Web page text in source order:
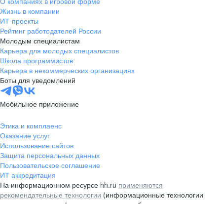
Жизнь в компании
ИТ-проекты
Рейтинг работодателей России
Молодым специалистам
Карьера для молодых специалистов
Школа программистов
Карьера в некоммерческих организациях
Боты для уведомлений
Мобильное приложение
Этика и комплаенс
Оказание услуг
Использование сайтов
Защита персональных данных
Пользовательское соглашение
ИТ аккредитация
На информационном ресурсе hh.ru применяются
рекомендательные технологии (информационные технологии